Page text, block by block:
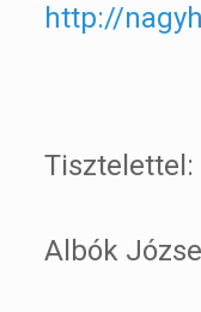
http://
Tisztelettel:
Albók